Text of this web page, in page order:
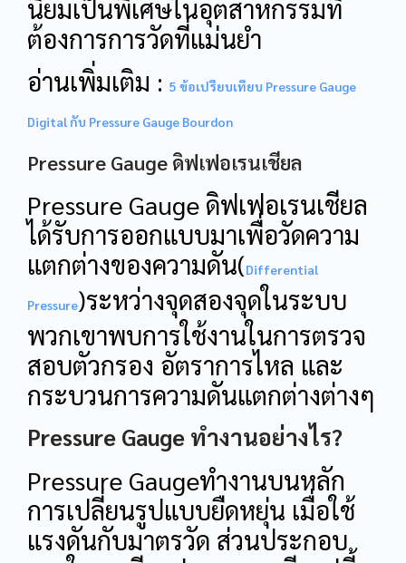
นิยมเป็นพิเศษในอุตสาหกรรมที่
ต้องการการวัดที่แม่นยำ
อ่านเพิ่มเติม : 5 ข้อเปรียบเทียบ Pressure Gauge
Digital กับ Pressure Gauge Bourdon
Pressure Gauge ดิฟเฟอเรนเชียล
Pressure Gauge ดิฟเฟอเรนเชียล
ได้รับการออกแบบมาเพื่อวัดความ
แตกต่างของความดัน(Differential
Pressure)ระหว่างจุดสองจุดในระบบ
พวกเขาพบการใช้งานในการตรวจ
สอบตัวกรอง อัตราการไหล และ
กระบวนการความดันแตกต่างต่างๆ
Pressure Gauge ทำงานอย่างไร?
Pressure Gaugeทำงานบนหลัก
การเปลี่ยนรูปแบบยืดหยุ่น เมื่อใช้
แรงดันกับมาตรวัด ส่วนประกอบ